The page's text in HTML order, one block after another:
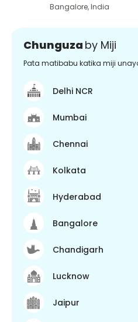
Bangalore,India
Chunguza by Miji
Pata matibabu katika miji
Delhi NCR
Mumbai
Chennai
Kolkata
Hyderabad
Bangalore
Chandigarh
Lucknow
Jaipur